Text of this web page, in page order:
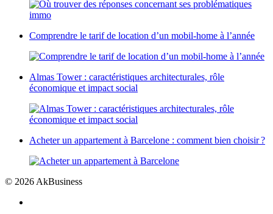
Comprendre le tarif de location d’un mobil-home à l’année
Almas Tower : caractéristiques architecturales, rôle
économique et impact social
Acheter un appartement à Barcelone : comment bien choisir ?
© 2026 AkBusiness